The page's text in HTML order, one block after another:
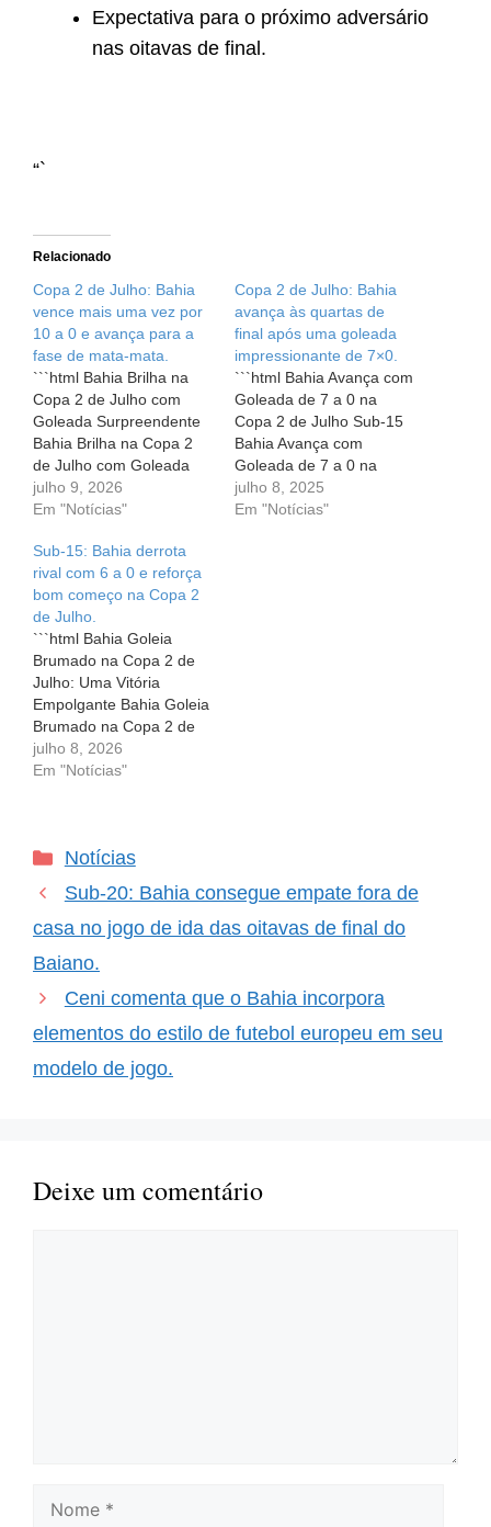
Expectativa para o próximo adversário
nas oitavas de final.
“`
Relacionado
Copa 2 de Julho: Bahia
vence mais uma vez por
10 a 0 e avança para a
fase de mata-mata.
```html Bahia Brilha na
Copa 2 de Julho com
Goleada Surpreendente
Bahia Brilha na Copa 2
de Julho com Goleada
Surpreendente O futebol
é mais do que um
paixão que une
torcedores e cria
memórias inesquecíveis.
O Bahia, representante
da força do futebol
baiano, fez…
julho 9, 2026
Em "Notícias"
Copa 2 de Julho: Bahia
avança às quartas de
final após uma goleada
impressionante de 7×0.
```html Bahia Avança com
Goleada de 7 a 0 na
Copa 2 de Julho Sub-15
Bahia Avança com
Goleada de 7 a 0 na
Copa 2 de Julho Sub-15
Você já parou para
julho 8, 2025
Em "Notícias"
Sub-15: Bahia derrota
rival com 6 a 0 e reforça
bom começo na Copa 2
de Julho.
```html Bahia Goleia
Brumado na Copa 2 de
Julho: Uma Vitória
Empolgante Bahia Goleia
Brumado na Copa 2 de
Julho: Uma Vitória
Empolgante O futebol
ficam para sempre. Para
Bahia, essa experiência
se transforma…
julho 8, 2026
Em "Notícias"
Categorias
Notícias
Sub-20: Bahia consegue empate fora de
casa no jogo de ida das oitavas de final do
Baiano.
Ceni comenta que o Bahia incorpora
elementos do estilo de futebol europeu em seu
modelo de jogo.
Deixe um comentário
Nome